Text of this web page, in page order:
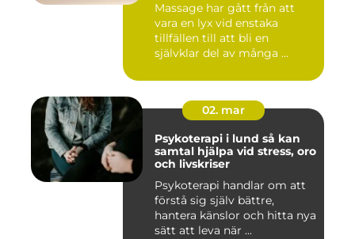
Massage har gått från att
vara en lyx vid enstaka
tillfällen till att bli en
självklar del av många ...
02. mar
Psykoterapi i lund så kan
samtal hjälpa vid stress, oro
och livskriser
Psykoterapi handlar om att
förstå sig själv bättre,
hantera känslor och hitta nya
sätt att leva när ...